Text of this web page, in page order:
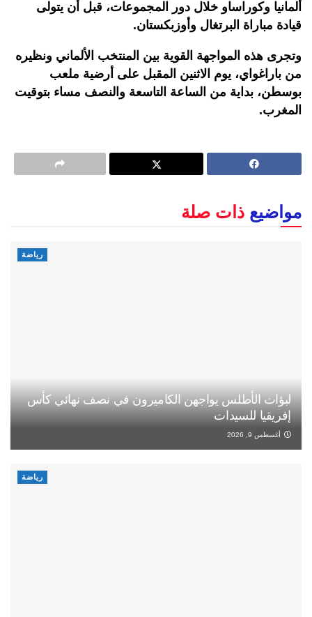
ألمانيا وكوراساو خلال دور المجموعات، قبل أن يتولى
قيادة مباراة البرتغال وأوزبكستان.
وتجرى هذه المواجهة القوية بين المنتخب الألماني ونظيره
من باراغواي، يوم الاثنين المقبل على أرضية ملعب
بوسطن، بداية من الساعة التاسعة والنصف مساء بتوقيت
المغرب.
مواضيع ذات صلة
رياضة
لبؤات الأطلس يواجهن الكاميرون في نصف نهائي كأس
إفريقيا للسيدات
أغسطس 9, 2026
رياضة